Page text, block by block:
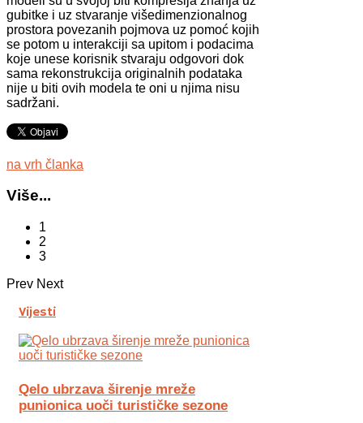
gubitke i uz stvaranje višedimenzionalnog
prostora povezanih pojmova uz pomoć kojih
se potom u interakciji sa upitom i podacima
koje unese korisnik stvaraju odgovori dok
sama rekonstrukcija originalnih podataka
nije u biti ovih modela te oni u njima nisu
sadržani.
na vrh članka
Više...
1
2
3
Prev Next
Vijesti
Qelo ubrzava širenje mreže
punionica uoči turističke sezone